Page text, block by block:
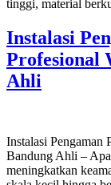
tinggi, material
Instalasi
Profesional
Ahli
Instalasi Pengaman
Bandung Ahli –
meningkatkan